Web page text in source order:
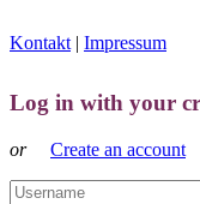
Kontakt | Impressum
Log in with your
or Create an account